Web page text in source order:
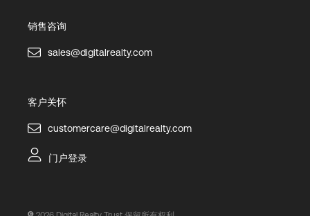
销售咨询
sales@digitalrealty.com
客户关怀
customercare@digitalrealty.com
门户登录